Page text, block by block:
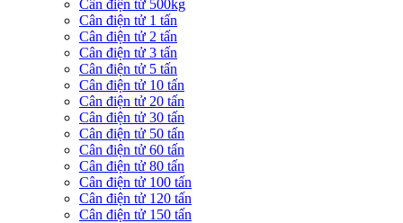
Cân điện tử 500kg
Cân điện tử 1 tấn
Cân điện tử 2 tấn
Cân điện tử 3 tấn
Cân điện tử 5 tấn
Cân điện tử 10 tấn
Cân điện tử 20 tấn
Cân điện tử 30 tấn
Cân điện tử 50 tấn
Cân điện tử 60 tấn
Cân điện tử 80 tấn
Cân điện tử 100 tấn
Cân điện tử 120 tấn
Cân điện tử 150 tấn